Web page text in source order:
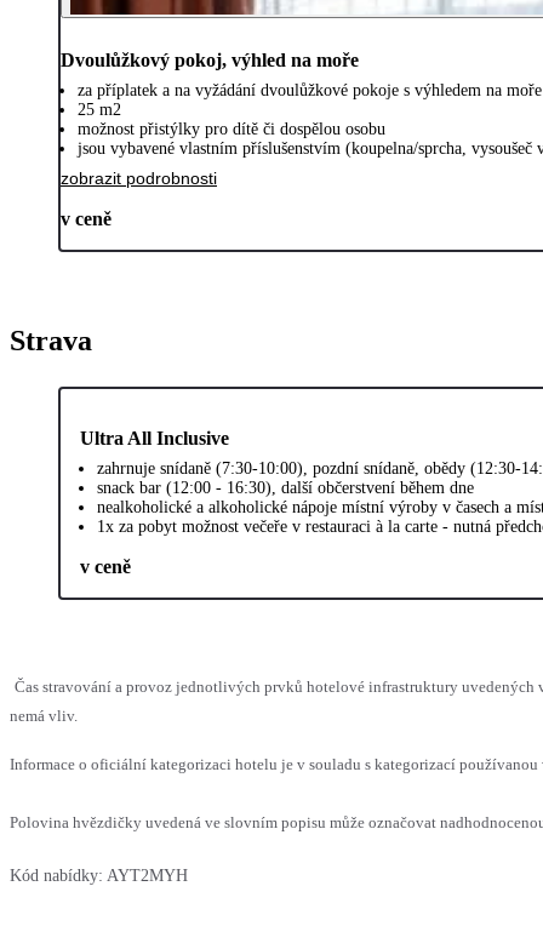
Dvoulůžkový pokoj, výhled na moře
za příplatek a na vyžádání dvoulůžkové pokoje s výhledem na moře
25 m2
možnost přistýlky pro dítě či dospělou osobu
jsou vybavené vlastním příslušenstvím (koupelna/sprcha,
zobrazit podrobnosti
v ceně
Strava
Ultra All Inclusive
zahrnuje snídaně (7:30-10:00), pozdní snídaně, obědy (12:30-
snack bar (12:00 - 16:30), další občerstvení během dne
nealkoholické a alkoholické nápoje místní výroby v časech a
1x za pobyt možnost večeře v restauraci à la carte - nutná
v ceně
Čas stravování a provoz jednotlivých prvků hotelové infrastruktury uvedených
nemá vliv.
Informace o oficiální kategorizaci hotelu je v souladu s kategorizací
Polovina hvězdičky uvedená ve slovním popisu může označovat
Kód nabídky: AYT2MYH